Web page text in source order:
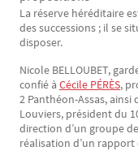
Texte
La réserve héréditaire
des successions ; il se
disposer.
Nicole BELLOUBET,
confié à Cécile PÉRÈS,
2 Panthéon-Assas, ainsi
Louviers, président du
direction d’un groupe
réalisation d’un rapport